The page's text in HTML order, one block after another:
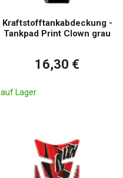
Kraftstofftankabdeckung -
Tankpad Print Clown grau
16,30 €
auf Lager